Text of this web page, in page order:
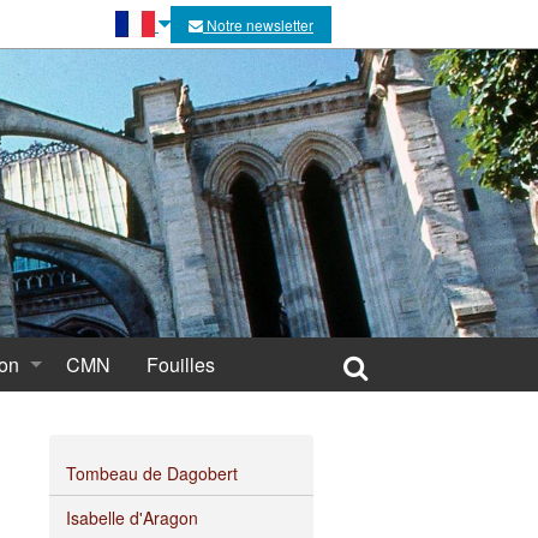
Notre newsletter
restaurations
restauration
CMN
Fouilles
Tombeau de Dagobert
Isabelle d'Aragon